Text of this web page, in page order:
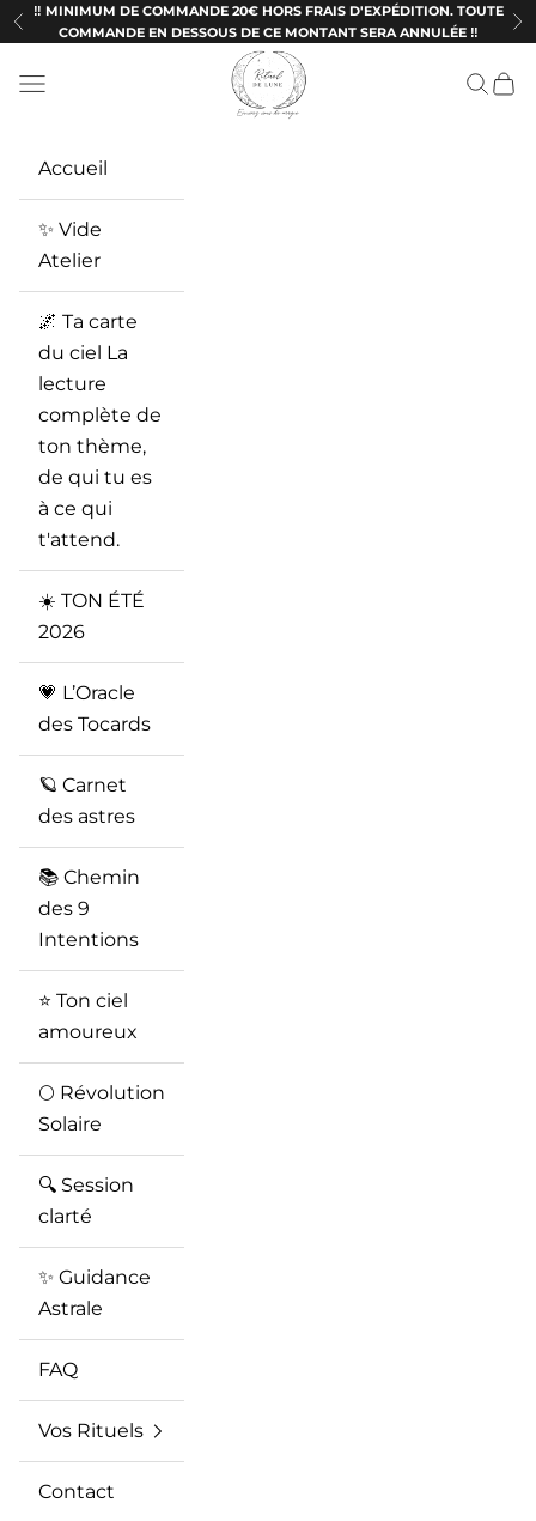
Passer au contenu
Précédent
‼️ MINIMUM DE COMMANDE 20€ HORS FRAIS D'EXPÉDITION. TOUTE
COMMANDE EN DESSOUS DE CE MONTANT SERA ANNULÉE ‼️
Ritueldelune
Menu
Accueil
✨ Vide
Atelier
🌌 Ta carte
du ciel La
lecture
complète de
ton thème,
de qui tu es
à ce qui
t'attend.
☀️ TON ÉTÉ
2026
💗 L’Oracle
des Tocards
🪐 Carnet
des astres
📚 Chemin
des 9
Intentions
⭐️ Ton ciel
amoureux
🌕 Révolution
Solaire
🔍 Session
clarté
✨ Guidance
Astrale
FAQ
Vos Rituels
Contact